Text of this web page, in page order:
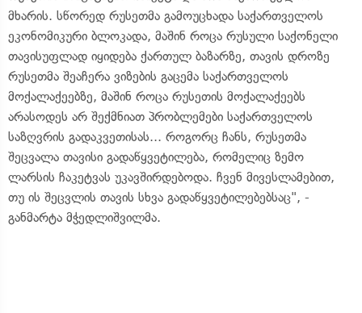
მხარის. სწორედ რუსეთმა გამოუცხადა საქართველოს
ეკონომიკური ბლოკადა, მაშინ როცა რუსული საქონელი
თავისუფლად იყიდება ქართულ ბაზარზე, თავის დროზე
რუსეთმა შეაჩერა ვიზების გაცემა საქართველოს
მოქალაქეებზე, მაშინ როცა რუსეთის მოქალაქეებს
არასოდეს არ შექმნიათ პრობლემები საქართველოს
საზღვრის გადაკვეთისას... როგორც ჩანს, რუსეთმა
შეცვალა თავისი გადაწყვეტილება, რომელიც ზემო
ლარსის ჩაკეტვას უკავშირდებოდა. ჩვენ მივესლამებით,
თუ ის შეცვლის თავის სხვა გადაწყვეტილებებსაც", -
განმარტა მჭედლიშვილმა.